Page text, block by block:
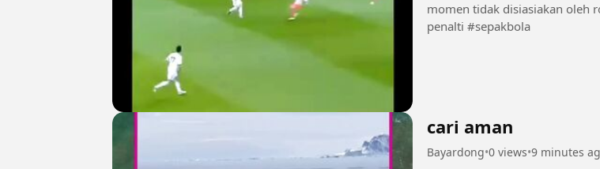
momen tidak disiasiakan oleh
penalti #sepakbola
cari aman
Bayardong•0 views•9 minutes